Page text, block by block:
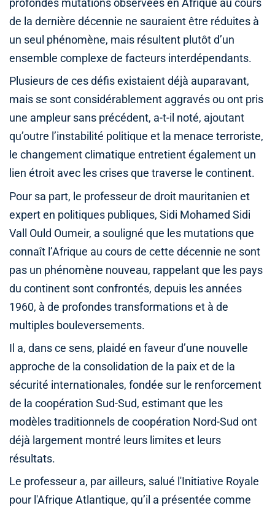
profondes mutations observées en Afrique au cours
de la dernière décennie ne sauraient être réduites à
un seul phénomène, mais résultent plutôt d’un
ensemble complexe de facteurs interdépendants.
Plusieurs de ces défis existaient déjà auparavant,
mais se sont considérablement aggravés ou ont pris
une ampleur sans précédent, a-t-il noté, ajoutant
qu’outre l’instabilité politique et la menace terroriste,
le changement climatique entretient également un
lien étroit avec les crises que traverse le continent.
Pour sa part, le professeur de droit mauritanien et
expert en politiques publiques, Sidi Mohamed Sidi
Vall Ould Oumeir, a souligné que les mutations que
connaît l’Afrique au cours de cette décennie ne sont
pas un phénomène nouveau, rappelant que les pays
du continent sont confrontés, depuis les années
1960, à de profondes transformations et à de
multiples bouleversements.
Il a, dans ce sens, plaidé en faveur d’une nouvelle
approche de la consolidation de la paix et de la
sécurité internationales, fondée sur le renforcement
de la coopération Sud-Sud, estimant que les
modèles traditionnels de coopération Nord-Sud ont
déjà largement montré leurs limites et leurs
résultats.
Le professeur a, par ailleurs, salué l'Initiative Royale
pour l'Afrique Atlantique, qu’il a présentée comme